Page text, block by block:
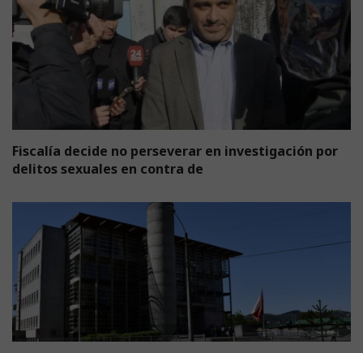
Fiscalía decide no perseverar en investigación por
delitos sexuales en contra de